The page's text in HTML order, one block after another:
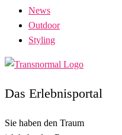
News
Outdoor
Styling
Das Erlebnisportal
Sie haben den Traum